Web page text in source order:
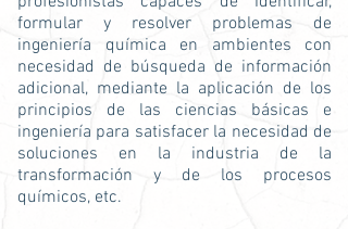
formular y resolver problemas de
ingeniería química en ambientes con
necesidad de búsqueda de información
adicional, mediante la aplicación de los
principios de las ciencias básicas e
ingeniería para satisfacer la necesidad de
soluciones en la industria de la
transformación y de los procesos
químicos, etc.